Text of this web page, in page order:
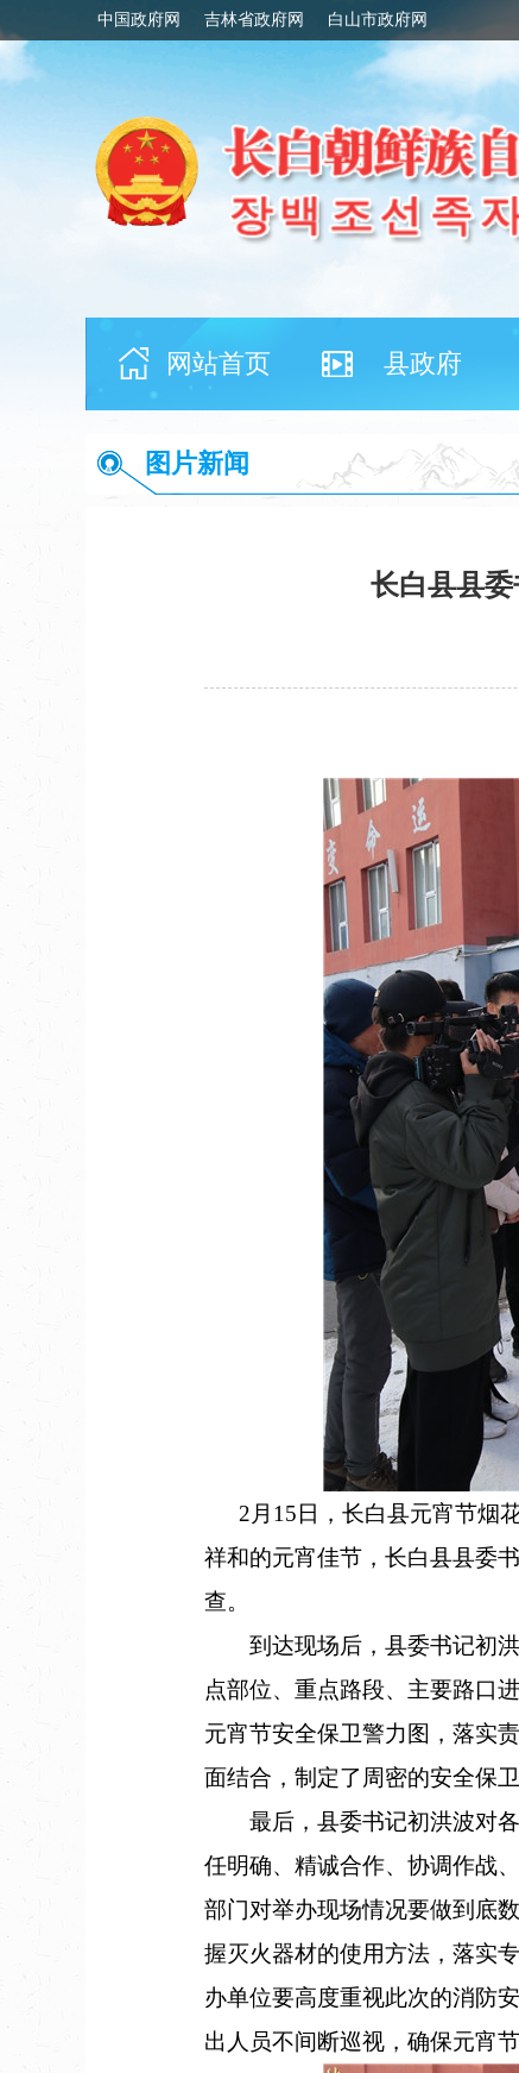
中国政府网 吉林省政府网 白山市政府网
网站首页 县政府
图片新闻
长白县县
2月15日，长白县元宵节烟花
祥和的元宵佳节，长白县县委
查。
到达现场后，县委书记初洪
点部位、重点路段、主要路口
元宵节安全保卫警力图，落实
面结合，制定了周密的安全保卫
最后，县委书记初洪波对各
任明确、精诚合作、协调作战
部门对举办现场情况要做到底
握灭火器材的使用方法，落实
办单位要高度重视此次的消防
出人员不间断巡视，确保元宵